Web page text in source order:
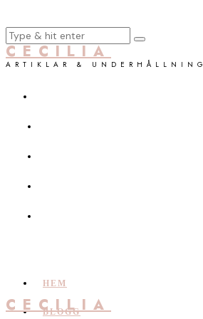
CECILIA
ARTIKLAR & UNDERHÅLLNING
HEM
BLOGG
CECILIA